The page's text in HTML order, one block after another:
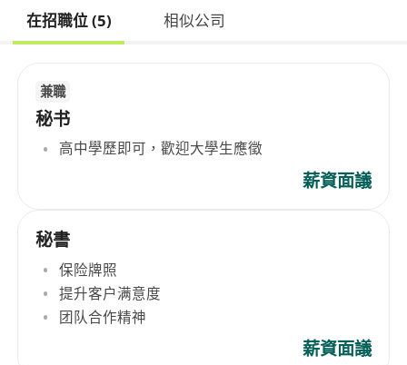
在招職位 (5) 相似公司
兼職
秘书
高中學歷即可，歡迎大學生應徵
薪資面議
秘書
保险牌照
提升客户满意度
团队合作精神
薪資面議